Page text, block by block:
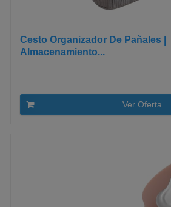
Cesto Organizador De Pañales |
Almacenamiento...
Ver Oferta